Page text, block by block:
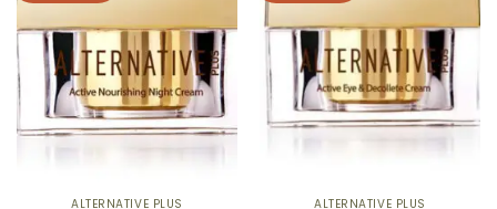
ALTERNATIVE PLUS ALTERNATIVE PLUS